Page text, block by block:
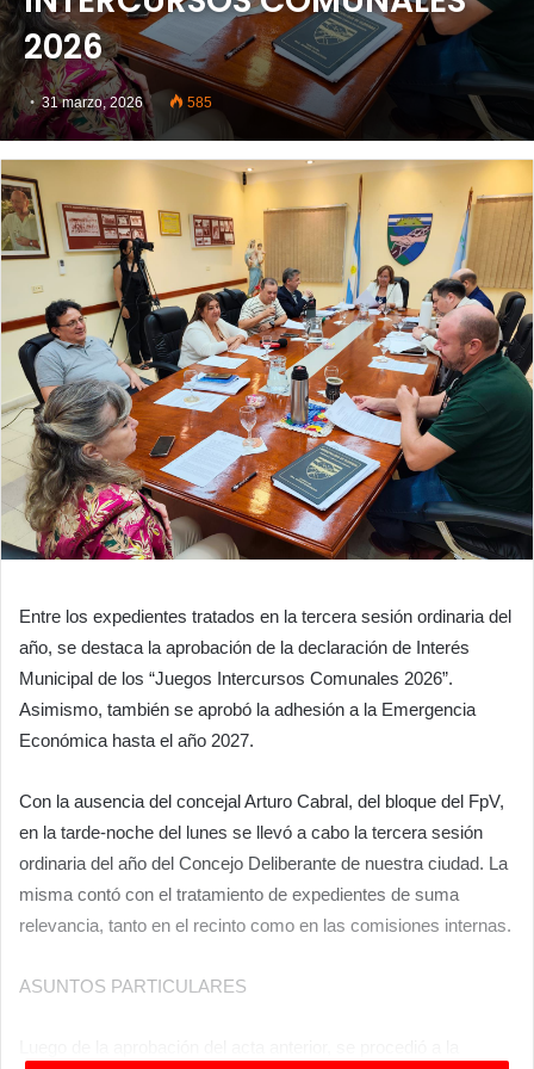
2026
31 marzo, 2026 585
Entre los expedientes tratados en la tercera sesión ordinaria del
año, se destaca la aprobación de la declaración de Interés
Municipal de los “Juegos Intercursos Comunales 2026”.
Asimismo, también se aprobó la adhesión a la Emergencia
Económica hasta el año 2027.
Con la ausencia del concejal Arturo Cabral, del bloque del FpV,
en la tarde-noche del lunes se llevó a cabo la tercera sesión
ordinaria del año del Concejo Deliberante de nuestra ciudad. La
misma contó con el tratamiento de expedientes de suma
relevancia, tanto en el recinto como en las comisiones internas.
ASUNTOS PARTICULARES